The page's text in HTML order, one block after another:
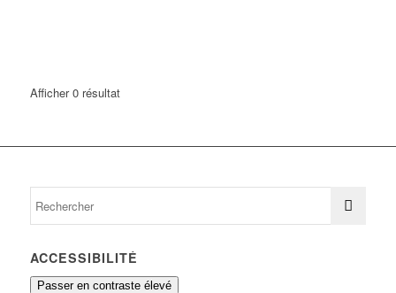
Afficher 0 résultat
ACCESSIBILITÉ
Passer en contraste élevé